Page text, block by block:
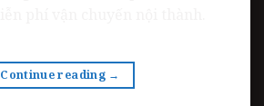
Continue reading →